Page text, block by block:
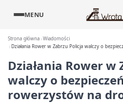
MENU
Strona główna Wiadomości
Działania Rower w Zabrzu Policja walczy o
Działania Rower w
walczy o
rowerzystów na